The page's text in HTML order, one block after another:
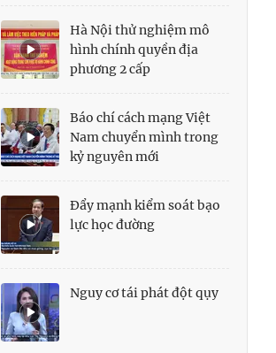
Hà Nội thử nghiệm mô
hình chính quyền địa
phương 2 cấp
Báo chí cách mạng Việt
Nam chuyển mình trong
kỷ nguyên mới
Đẩy mạnh kiểm soát bạo
lực học đường
Nguy cơ tái phát đột qụy